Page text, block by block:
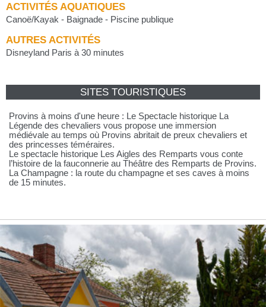
ACTIVITÉS AQUATIQUES
Canoë/Kayak - Baignade - Piscine publique
AUTRES ACTIVITÉS
Disneyland Paris à 30 minutes
SITES TOURISTIQUES
Provins à moins d'une heure : Le Spectacle historique La
Légende des chevaliers vous propose une immersion
médiévale au temps où Provins abritait de preux chevaliers et
des princesses téméraires.
Le spectacle historique Les Aigles des Remparts vous conte
l’histoire de la fauconnerie au Théâtre des Remparts de Provins.
La Champagne : la route du champagne et ses caves à moins
de 15 minutes.